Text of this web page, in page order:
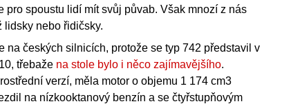
pro spoustu lidí mít svůj půvab. Však mnozí z nás
lidsky nebo řidičsky.
na českých silnicích, protože se typ 742 představil v
třebaže na stole bylo i něco zajímavějšího.
verzí, měla motor o objemu 1 174 cm3
na nízkooktanový benzín a se čtyřstupňovým